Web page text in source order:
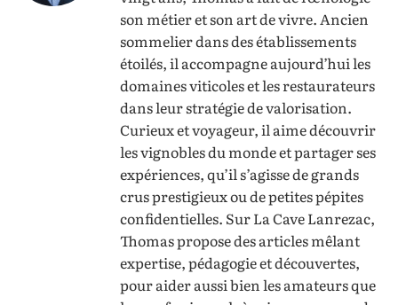
son métier et son art de vivre. Ancien
sommelier dans des établissements
étoilés, il accompagne aujourd’hui les
domaines viticoles et les restaurateurs
dans leur stratégie de valorisation.
Curieux et voyageur, il aime découvrir
les vignobles du monde et partager ses
expériences, qu’il s’agisse de grands
crus prestigieux ou de petites pépites
confidentielles. Sur La Cave Lanrezac,
Thomas propose des articles mêlant
expertise, pédagogie et découvertes,
pour aider aussi bien les amateurs que